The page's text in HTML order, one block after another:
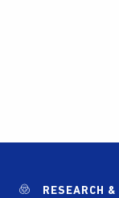
RESEARCH